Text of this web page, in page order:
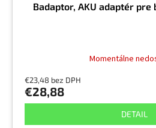
Badaptor, AKU adaptér
Momentálne
€23,48 bez DPH
€28,88
DETAIL